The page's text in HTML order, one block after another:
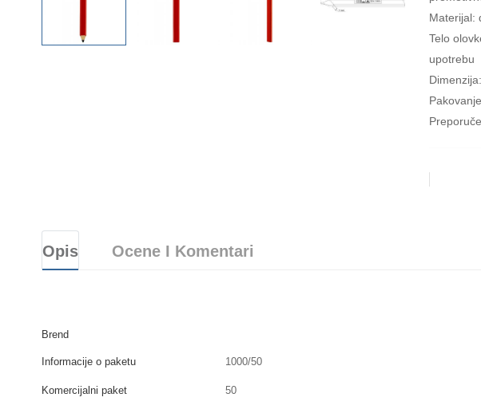
Materijal:
Telo
upotrebu
Opis Ocene I Komentari
Brend
Informacije o paketu 1000/50
Komercijalni paket 50